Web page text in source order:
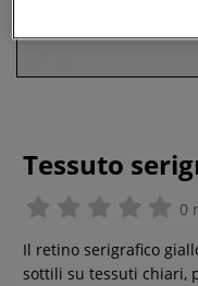
Tessuto
0
Il retino serigrafico
sottili su tessuti chiari,